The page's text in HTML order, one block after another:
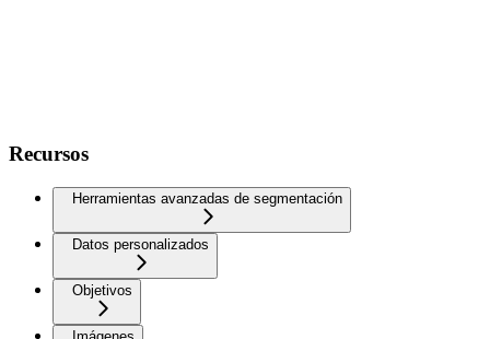
Recursos
Herramientas avanzadas de segmentación
Datos personalizados
Objetivos